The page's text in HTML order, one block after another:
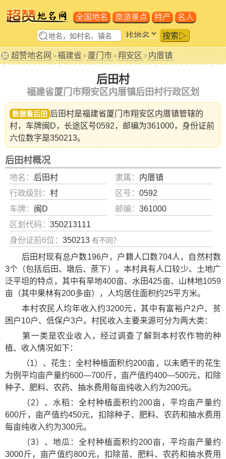
全国地名 旅游景点 特产 名人
搜索▷
超赞地名网 >福建省>厦门市>翔安区 >内厝镇
后田村
福建省厦门市翔安区内厝镇后田村行政区划
数据看后田 后田村是福建省厦门市翔安区内厝镇管辖的
村，车牌闽D，长途区号0592，邮编为361000，身份证前
六位数字是350213。
后田村概况
地名： 后田村 隶属： 内厝镇
行政级别： 村 区号：0592
车牌： 闽D 邮编：361000
区划代码： 350213111
身份证前6位： 350213 有不同？
后田村现有总户数196户，户籍人口数704人，自然村数
3个（包括后田、墩后、蔗下）。本村具有人口较少、土地广
泛平坦的特点，其中有旱地400亩、水田425亩、山林地1059
亩（其中果林有200多亩），人均居住面积约25平方米。
本村农民人均年收入约3200元，其中有富裕户2户、贫
困户10户、低保户3户。村民收入主要来源可分为两大类：
第一类是农业收入，经过调查了解到本村农作物的种
植、收入情况如下：
（1）、花生：全村种植面积约200亩，以未晒干的花生
为例平均亩产量约600—700斤，亩产值约400—500元，扣除
种子、肥料、农药、抽水费用每亩纯收入约为200元。
（2）、水稻：全村种植面积约200亩，平均亩产量约
600斤，亩产值约450元，扣除种子、肥料、农药和抽水费用
每亩纯收入约为300元。
（3）、地瓜：全村种植面积约200亩，平均亩产量约
3000斤，亩产值约800元，扣除苗、肥料、农药和抽水费用